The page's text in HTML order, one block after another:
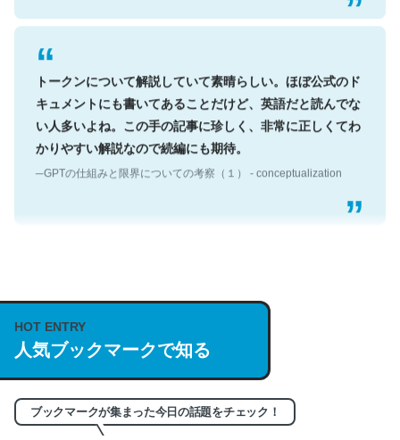
トークンについて解説していて素晴らしい。ほぼ公式のド
キュメントにも書いてあることだけど、英語だと読んでな
い人多いよね。この手の記事に珍しく、非常に正しくてわ
かりやすい解説なので続編にも期待。
─GPTの仕組みと限界についての考察（１） - conceptualization
説してる記事が少ないので貴重な良記事。/続編来た
https://isobe324649.hatenablog.com/entry/2023/03/27
/064121
─GPTの仕組みと限界についての考察（１） - conceptualization
HOT ENTRY
人気ブックマークで知る
ブックマークが集まった今日の話題をチェック！